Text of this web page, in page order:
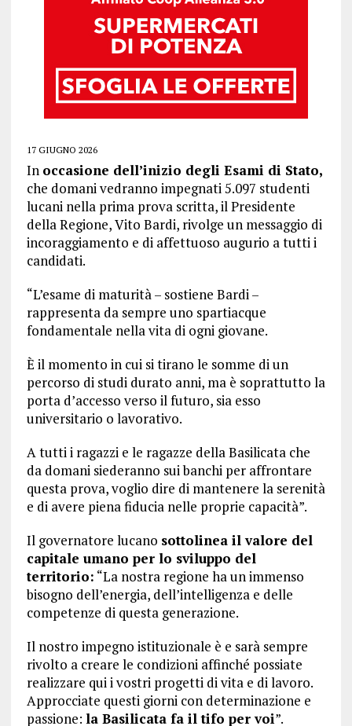
17 GIUGNO 2026
In occasione dell’inizio degli Esami di Stato,
che domani vedranno impegnati 5.097 studenti
lucani nella prima prova scritta, il Presidente
della Regione, Vito Bardi, rivolge un messaggio di
incoraggiamento e di affettuoso augurio a tutti i
candidati.
“L’esame di maturità – sostiene Bardi –
rappresenta da sempre uno spartiacque
fondamentale nella vita di ogni giovane.
È il momento in cui si tirano le somme di un
percorso di studi durato anni, ma è soprattutto la
porta d’accesso verso il futuro, sia esso
universitario o lavorativo.
A tutti i ragazzi e le ragazze della Basilicata che
da domani siederanno sui banchi per affrontare
questa prova, voglio dire di mantenere la serenità
e di avere piena fiducia nelle proprie capacità”.
Il governatore lucano sottolinea il valore del
capitale umano per lo sviluppo del
territorio: “La nostra regione ha un immenso
bisogno dell’energia, dell’intelligenza e delle
competenze di questa generazione.
Il nostro impegno istituzionale è e sarà sempre
rivolto a creare le condizioni affinché possiate
realizzare qui i vostri progetti di vita e di lavoro.
Approcciate questi giorni con determinazione e
passione: la Basilicata fa il tifo per voi”.